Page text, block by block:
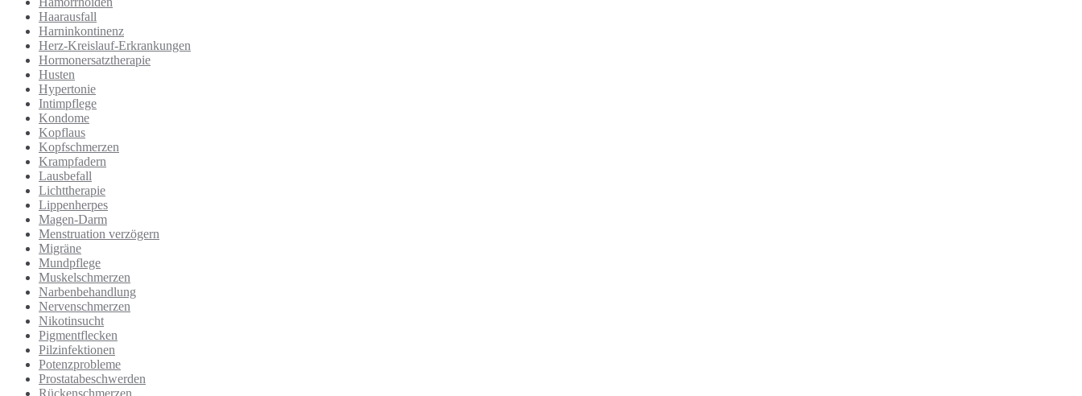
Haarausfall
Harninkontinenz
Herz-Kreislauf-Erkrankungen
Hormonersatztherapie
Husten
Hypertonie
Intimpflege
Kondome
Kopflaus
Kopfschmerzen
Krampfadern
Lausbefall
Lichttherapie
Lippenherpes
Magen-Darm
Menstruation verzögern
Migräne
Mundpflege
Muskelschmerzen
Narbenbehandlung
Nervenschmerzen
Nikotinsucht
Pigmentflecken
Pilzinfektionen
Potenzprobleme
Prostatabeschwerden
Rückenschmerzen